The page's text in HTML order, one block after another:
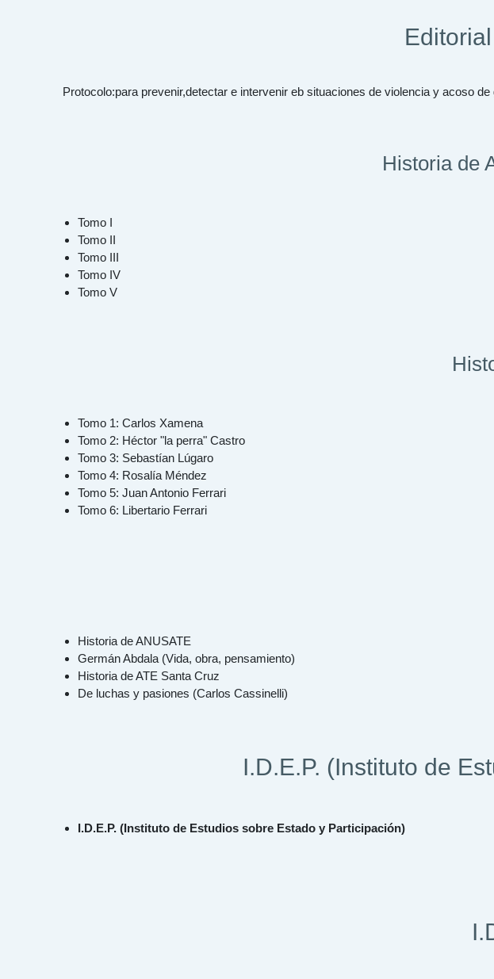
Protocolo:para prevenir,detectar e intervenir eb situaciones de violencia y acoso de
Historia de
Tomo I
Tomo II
Tomo III
Tomo IV
Tomo V
Tomo 1: Carlos Xamena
Tomo 2: Héctor "la perra" Castro
Tomo 3: Sebastían Lúgaro
Tomo 4: Rosalía Méndez
Tomo 5: Juan Antonio Ferrari
Tomo 6: Libertario Ferrari
Historia de ANUSATE
Germán Abdala (Vida, obra, pensamiento)
Historia de ATE Santa Cruz
De luchas y pasiones (Carlos Cassinelli)
I.D.E.P. (Instituto de
I.D.E.P. (Instituto de Estudios sobre Estado y Participación)